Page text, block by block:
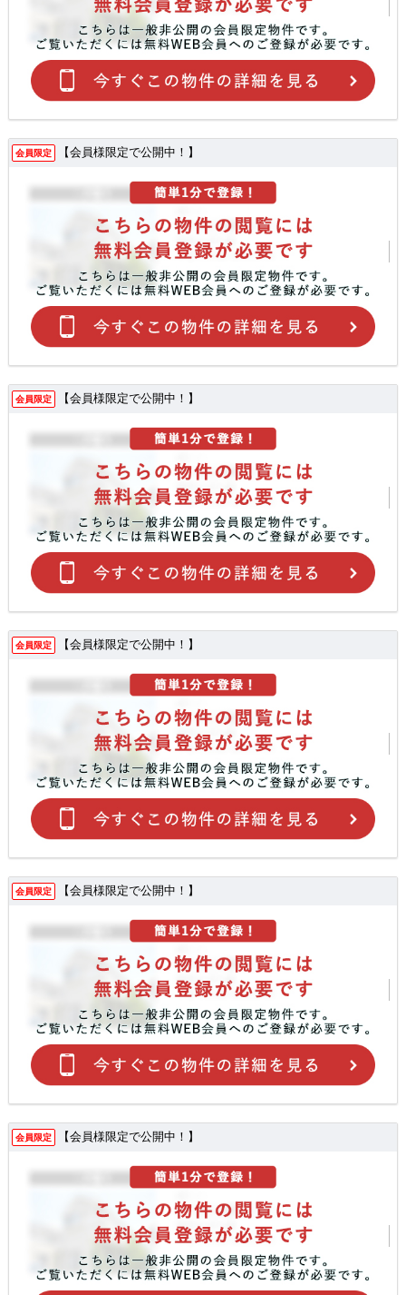
会員限定 【会員様限定で公開中！】
会員限定 【会員様限定で公開中！】
会員限定 【会員様限定で公開中！】
会員限定 【会員様限定で公開中！】
会員限定 【会員様限定で公開中！】